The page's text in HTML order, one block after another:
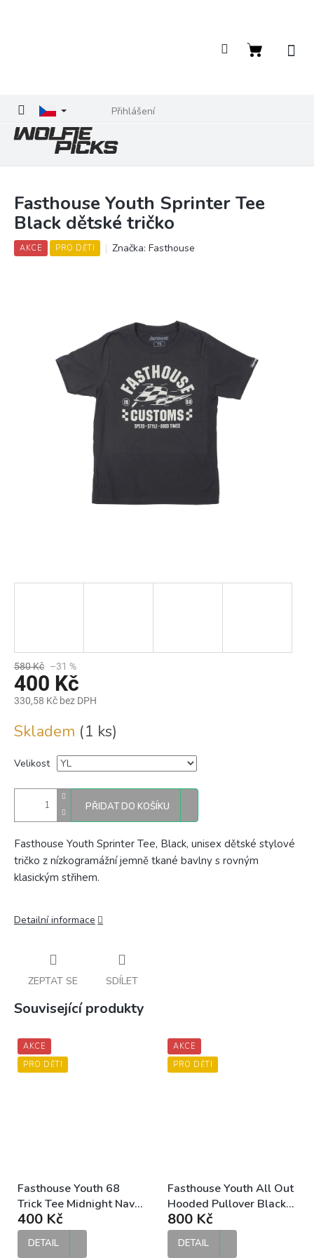
Přihlášení
Nákupní
Fasthouse Youth Sprinter Tee
Black dětské tričko
AKCE PRO DĚTI Značka: Fasthouse
580 Kč –31 %
400 Kč
330,58 Kč bez DPH
cena:
Skladem (1 ks)
Velikost
PŘIDAT DO KOŠÍKU
Fasthouse Youth Sprinter Tee, Black, unisex dětské stylové
tričko z nízkogramážní jemně tkané bavlny s rovným
klasickým střihem.
Detailní informace
ZEPTAT SE SDÍLET
Související produkty
AKCE
PRO DĚTI
Fasthouse Youth 68
Trick Tee Midnight Navy
dětské tričko
400 Kč
DETAIL
AKCE
PRO DĚTI
Fasthouse Youth All Out
Hooded Pullover Black
dětská mikina
800 Kč
DETAIL